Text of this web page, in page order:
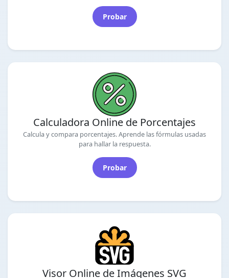
Probar
Calculadora Online de Porcentajes
Calcula y compara porcentajes. Aprende las fórmulas usadas
para hallar la respuesta.
Probar
Visor Online de Imágenes SVG